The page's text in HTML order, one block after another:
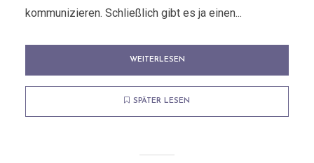
kommunizieren. Schließlich gibt es ja einen...
WEITERLESEN
SPÄTER LESEN